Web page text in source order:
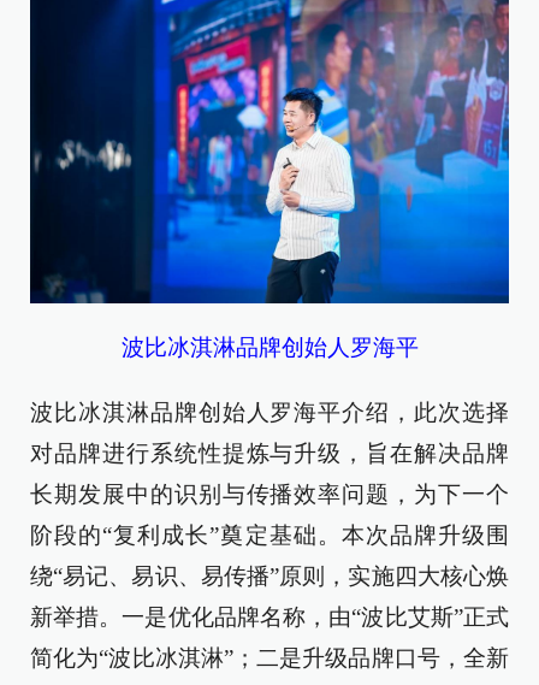
波比冰淇淋品牌创始人罗海平
波比冰淇淋品牌创始人罗海平介绍，此次选择
对品牌进行系统性提炼与升级，旨在解决品牌
长期发展中的识别与传播效率问题，为下一个
阶段的“复利成长”奠定基础。本次品牌升级围
绕“易记、易识、易传播”原则，实施四大核心焕
新举措。一是优化品牌名称，由“波比艾斯”正式
简化为“波比冰淇淋”；二是升级品牌口号，全新